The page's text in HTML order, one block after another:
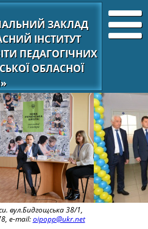
ЗАКЛАД
ІНСТИТУТ
ПЕДАГОГІЧНИХ
ОБЛАСНОЇ
вул.Бидгощська 38/1,
e-mail:oipopp@ukr.net